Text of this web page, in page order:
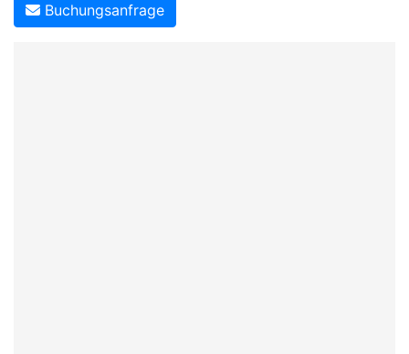
Buchungsanfrage